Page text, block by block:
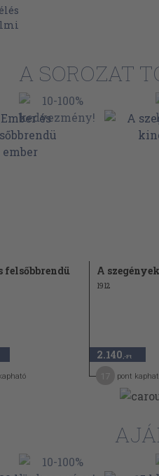
A SOROZAT
felsőbbrendü
A
1912
2.140 ,-Ft
pont